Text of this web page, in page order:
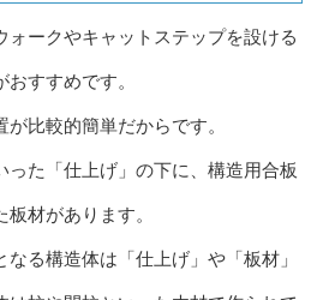
ォークやキャットステップを設ける
すすめです。
比較的簡単だからです。
った「仕上げ」の下に、構造用合板
材があります。
る構造体は「仕上げ」や「板材」